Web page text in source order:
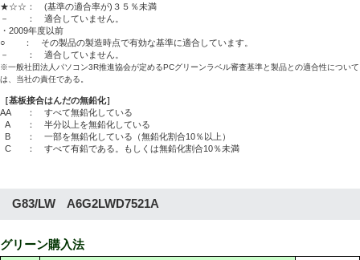
★☆☆： (基準の適合率が)３５％未満
－ ： 適合していません。
・2009年度以前
○ ： その製品の製造時点で有効な基準に適合しています。
－ ： 適合していません。
※一般社団法人パソコン3R推進協会が定めるPCグリーンラベル審査基準と製品との適合性について
は、当社の責任である。
［基板接合はんだの無鉛化］
AA
： すべて無鉛化している
A
： 半分以上を無鉛化している
B
： 一部を無鉛化している（無鉛化割合10％以上）
C
： すべて有鉛である。もしくは無鉛化割合10％未満
G83/LW A6G2LWD7521A
グリーン購入法